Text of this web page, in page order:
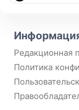
Редакционная
Политика